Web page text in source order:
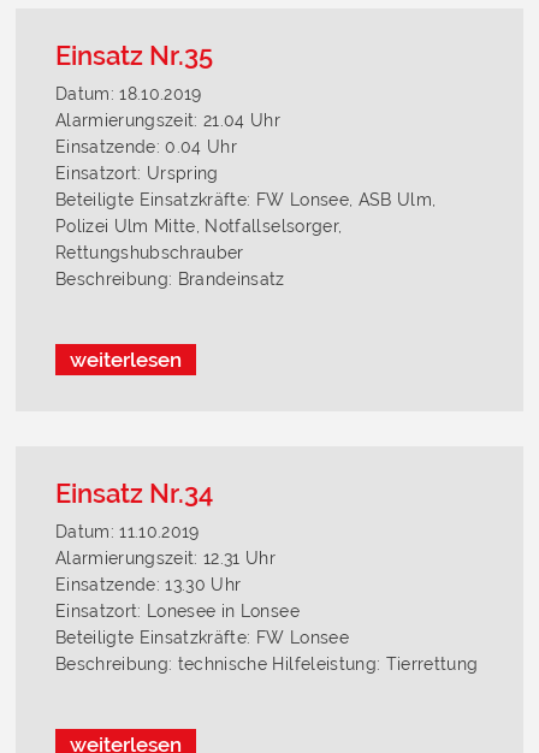
Einsatz Nr.35
Datum: 18.10.2019
Alarmierungszeit: 21.04 Uhr
Einsatzende: 0.04 Uhr
Einsatzort: Urspring
Beteiligte Einsatzkräfte: FW Lonsee, ASB Ulm,
Polizei Ulm Mitte, Notfallselsorger,
Rettungshubschrauber
Beschreibung: Brandeinsatz
weiterlesen
Einsatz Nr.34
Datum: 11.10.2019
Alarmierungszeit: 12.31 Uhr
Einsatzende: 13.30 Uhr
Einsatzort: Lonesee in Lonsee
Beteiligte Einsatzkräfte: FW Lonsee
Beschreibung: technische Hilfeleistung: Tierrettung
weiterlesen